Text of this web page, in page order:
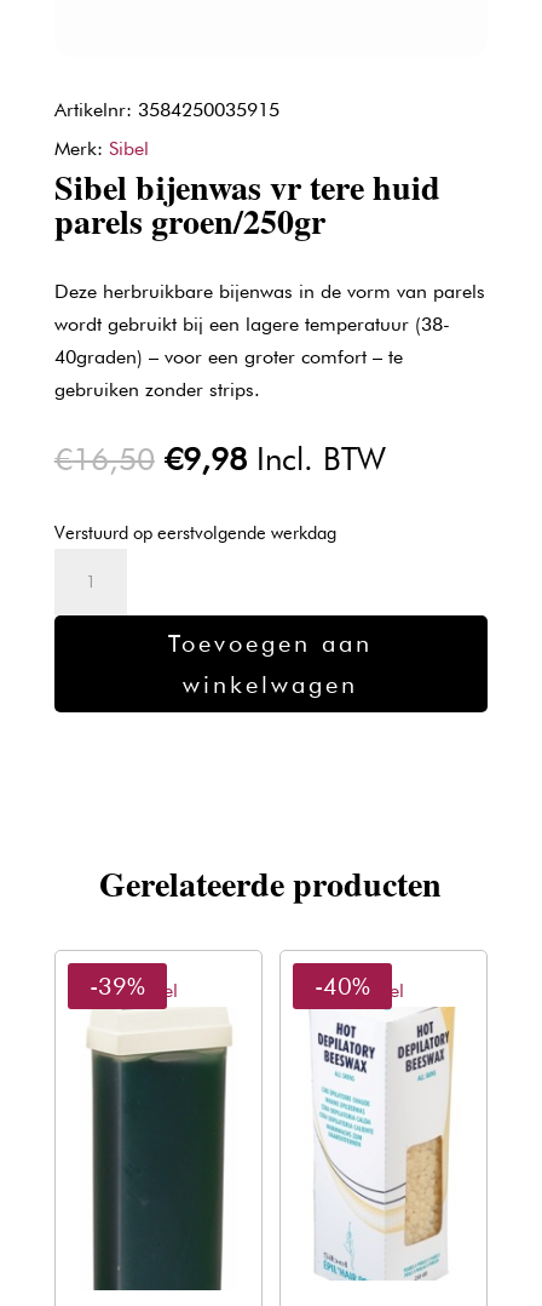
Artikelnr: 3584250035915
Merk: Sibel
Sibel bijenwas vr tere huid
parels groen/250gr
Deze herbruikbare bijenwas in de vorm van parels
wordt gebruikt bij een lagere temperatuur (38-
40graden) – voor een groter comfort – te
gebruiken zonder strips.
€16,50 Oorspronkelijke
was:
€16,50.
€9,98Huidige
is:
€9,98.
Incl. BTW
Verstuurd op eerstvolgende werkdag
Toevoegen aan
winkelwagen
Gerelateerde producten
Sibel
-39% Sibel
-40%